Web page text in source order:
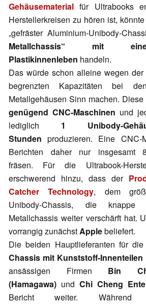
Gehäusematerial für Ultrabooks
Herstellerkreisen zu hören ist,
„gefräster Aluminium-Unibody-
Metallchassis“ mit
Plastikinnenleben handeln.
Das würde schon alleine wegen
begrenzten Kapazitäten bei
Metallgehäusen Sinn machen.
genügend CNC-Maschinen und
lediglich 1 Unibody-
Stunden produzieren. Eine CNC-
Berichten daher nur insgesamt
fräsen. Für die Ultrabook-
erschwerend hinzu, dass der
Catcher Technology, dem
Unibody-Chassis, die knappe
Metallchassis weiter verschärft hat.
vorrangig zunächstApplebeliefert.
Die beiden Hauptlieferanten für
Chassis mit Kunststoff-Innenteilen
ansässigen Firmen Bin
(Hamagawa) und Chi Cheng
Bericht weiter.